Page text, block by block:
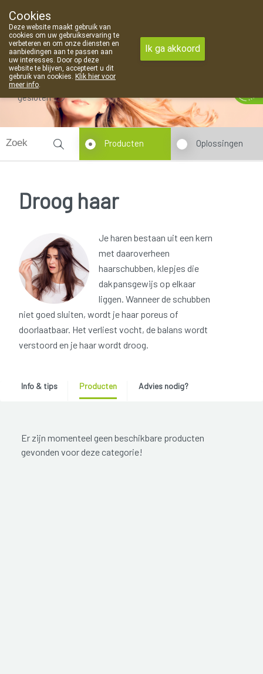
09 373 94 03
gesloten
Producten Oplossingen
Droog haar
Je haren bestaan uit een kern
met daaroverheen
haarschubben, klepjes die
dakpansgewijs op elkaar
liggen. Wanneer de schubben
niet goed sluiten, wordt je haar poreus of
doorlaatbaar. Het verliest vocht, de balans wordt
verstoord en je haar wordt droog.
Info & tips Producten Advies nodig?
Er zijn momenteel geen beschikbare producten
gevonden voor deze categorie!
Cookies
Deze website maakt gebruik van
cookies om uw gebruikservaring te
verbeteren en om onze diensten en
aanbiedingen aan te passen aan
uw interesses. Door op deze
website te blijven, accepteert u dit
gebruik van cookies. Klik hier voor
meer info.
Ik ga akkoord